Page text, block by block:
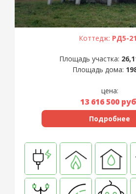
Коттедж: РД5-
Площадь участка:
Площадь дома:
цена:
13 616 500
Подробнее